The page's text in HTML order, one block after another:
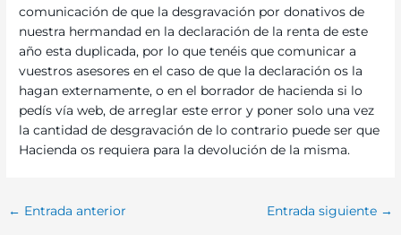
comunicación de que la desgravación por donativos de
nuestra hermandad en la declaración de la renta de este
año esta duplicada, por lo que tenéis que comunicar a
vuestros asesores en el caso de que la declaración os la
hagan externamente, o en el borrador de hacienda si lo
pedís vía web, de arreglar este error y poner solo una vez
la cantidad de desgravación de lo contrario puede ser que
Hacienda os requiera para la devolución de la misma.
← Entrada anterior Entrada siguiente →